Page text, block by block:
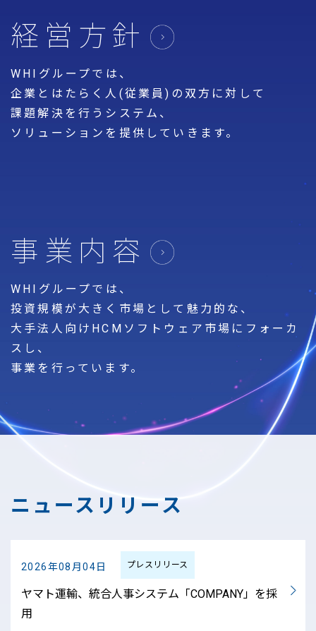
経営方針
WHIグループでは、
企業とはたらく人(従業員)の双方に対して
課題解決を行うシステム、
ソリューションを提供していきます。
事業内容
WHIグループでは、
投資規模が大きく市場として魅力的な、
大手法人向けHCMソフトウェア市場にフォーカ
スし、
事業を行っています。
ニュースリリース
2026年08月04日 プレスリリース
ヤマト運輸、統合人事システム「COMPANY」を採
用